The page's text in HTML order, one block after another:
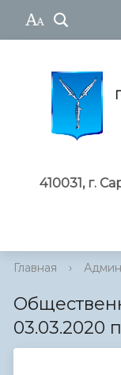
410031, г.
Главная ›
03.03.2020